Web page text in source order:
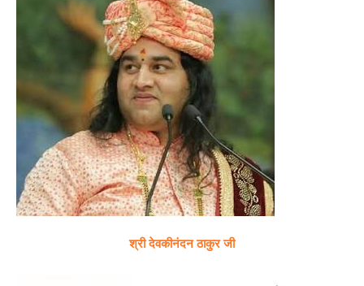
श्री देवकीनंदन ठाकुर जी